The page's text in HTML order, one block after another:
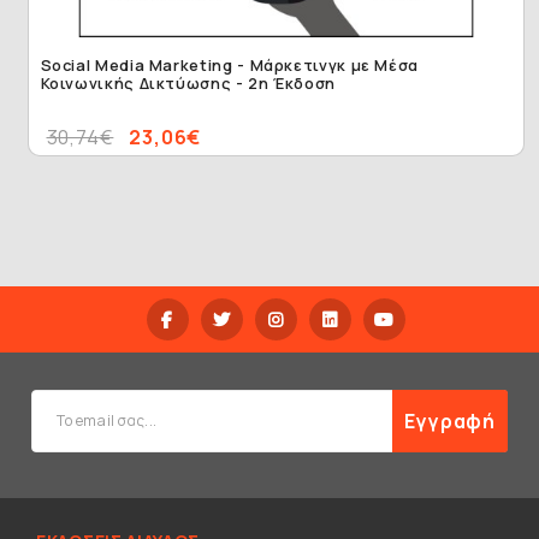
Social Media Marketing - Μάρκετινγκ με Μέσα
Κοινωνικής Δικτύωσης - 2η Έκδοση
23,06€
30,74€
Εγγραφή